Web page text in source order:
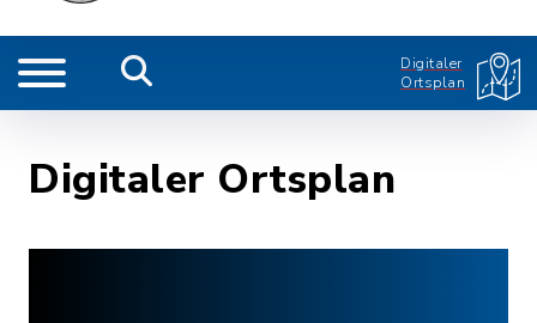
Digitaler
Ortsplan
Digitaler Ortsplan